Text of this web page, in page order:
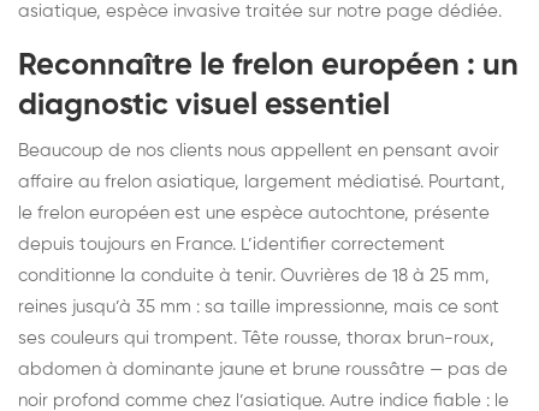
asiatique, espèce invasive traitée sur notre page dédiée.
Reconnaître le frelon européen : un
diagnostic visuel essentiel
Beaucoup de nos clients nous appellent en pensant avoir
affaire au frelon asiatique, largement médiatisé. Pourtant,
le frelon européen est une espèce autochtone, présente
depuis toujours en France. L’identifier correctement
conditionne la conduite à tenir. Ouvrières de 18 à 25 mm,
reines jusqu’à 35 mm : sa taille impressionne, mais ce sont
ses couleurs qui trompent. Tête rousse, thorax brun-roux,
abdomen à dominante jaune et brune roussâtre — pas de
noir profond comme chez l’asiatique. Autre indice fiable : le